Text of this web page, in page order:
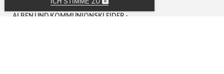
ALBEN UND KOMMUNIONSKLEIDER -